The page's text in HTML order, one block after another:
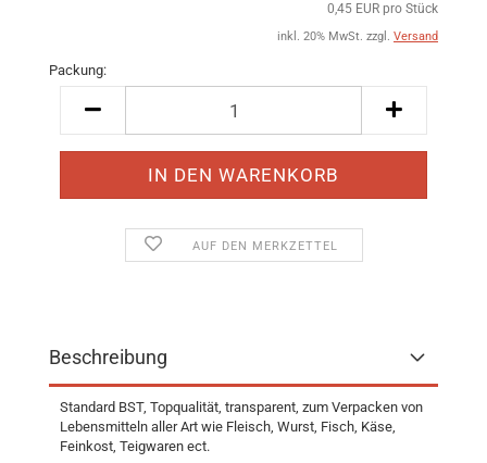
0,45 EUR pro Stück
inkl. 20% MwSt. zzgl. Versand
Packung:
AUF DEN MERKZETTEL
Beschreibung
Standard BST, Topqualität, transparent, zum Verpacken von
Lebensmitteln aller Art wie Fleisch, Wurst, Fisch, Käse,
Feinkost, Teigwaren ect.